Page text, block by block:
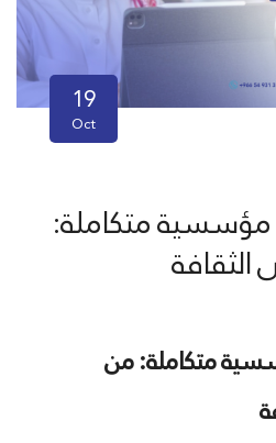
19
Oct
مؤسسية متكاملة:
متكاملة: من